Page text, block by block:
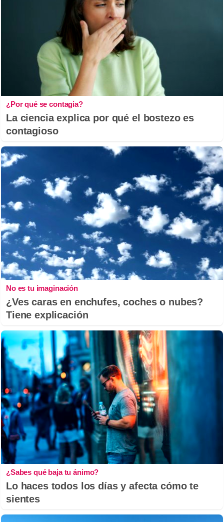
¿Por qué se contagia?
La ciencia explica por qué el bostezo es
contagioso
No es tu imaginación
¿Ves caras en enchufes, coches o nubes?
Tiene explicación
¿Sabes qué baja tu ánimo?
Lo haces todos los días y afecta cómo te
sientes